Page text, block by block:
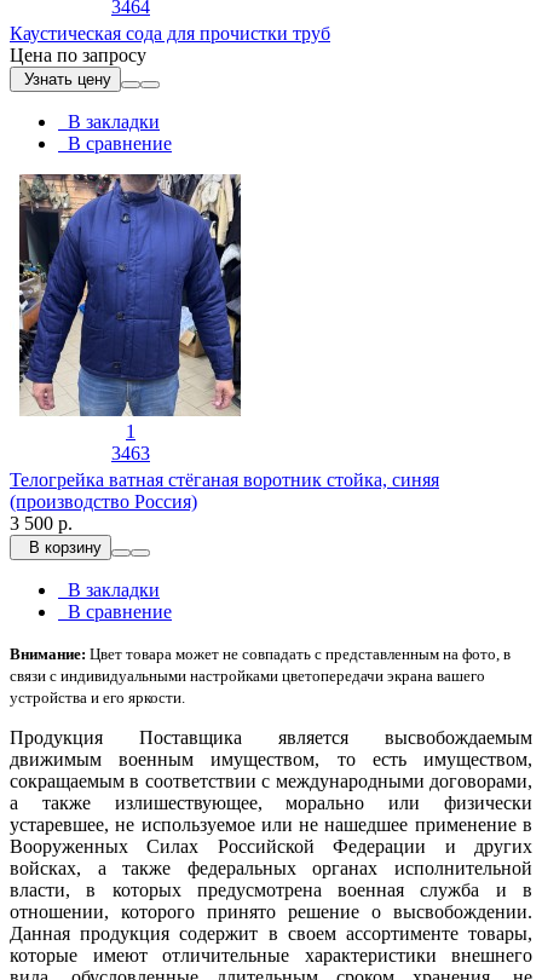
3464
Каустическая сода для прочистки труб
Цена по запросу
Узнать цену
В закладки
В сравнение
1
3463
Телогрейка ватная стёганая воротник стойка, синяя
(производство Россия)
3 500 р.
В корзину
В закладки
В сравнение
Внимание: Цвет товара может не совпадать с представленным на фото, в
связи с индивидуальными настройками цветопередачи экрана вашего
устройства и его яркости.
Продукция Поставщика является высвобождаемым
движимым военным имуществом, то есть имуществом,
сокращаемым в соответствии с международными договорами,
а также излишествующее, морально или физически
устаревшее, не используемое или не нашедшее применение в
Вооруженных Силах Российской Федерации и других
войсках, а также федеральных органах исполнительной
власти, в которых предусмотрена военная служба и в
отношении, которого принято решение о высвобождении.
Данная продукция содержит в своем ассортименте товары,
которые имеют отличительные характеристики внешнего